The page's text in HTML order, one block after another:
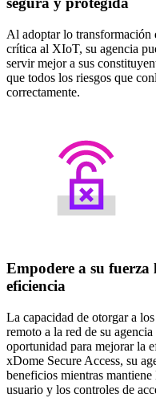
Al adoptar lo transformación
crítica al XIoT, su agencia
servir mejor a sus
que todos los riesgos que
correctamente.
Empodere a su
eficiencia
La capacidad de otorgar a
remoto a la red de su
oportunidad para mejorar la
xDome Secure Access, su
beneficios mientras
usuario y los controles de